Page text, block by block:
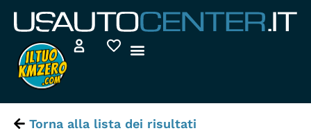
contenuto
Torna alla lista dei risultati